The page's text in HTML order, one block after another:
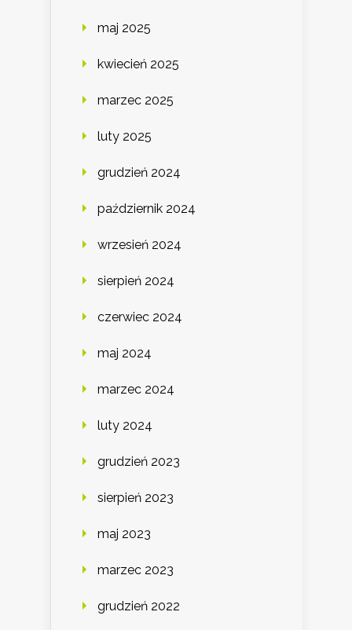
maj 2025
kwiecień 2025
marzec 2025
luty 2025
grudzień 2024
październik 2024
wrzesień 2024
sierpień 2024
czerwiec 2024
maj 2024
marzec 2024
luty 2024
grudzień 2023
sierpień 2023
maj 2023
marzec 2023
grudzień 2022